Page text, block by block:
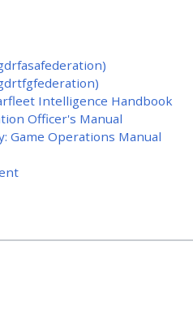
Intelligence Handbook
Officer's Manual
Game Operations Manual